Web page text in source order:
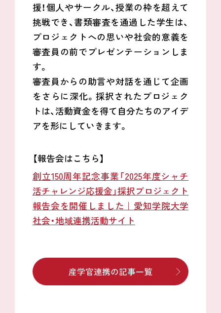
援！個人やサークル、授業の枠を超えて
挑戦でき、書類審査を通過した学生は、
プロジェクトへの思いや社会的意義を
審査員の前でプレゼンテーションしま
す。
審査員からの助言や対話を通じて企画
をさらに深化。採択されたプロジェク
トは、活動資金を得て自分たちのアイデ
アを形にしていきます。
【報告会はこちら】
創立150周年記念事業「2025年度シャチ
活チャレンジ応援金」採択プロジェクト
報告会を開催しました｜愛知学院大学
社会・地域連携活動サイト
産学官連携の記事一覧